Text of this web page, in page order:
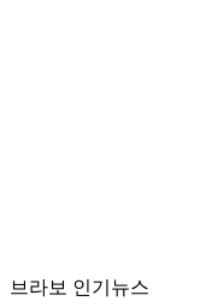
브라보 인기뉴스